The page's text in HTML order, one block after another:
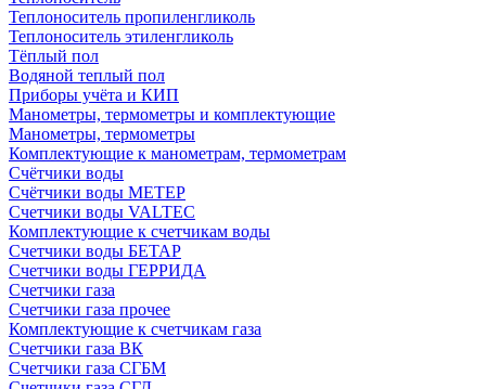
Теплоноситель пропиленгликоль
Теплоноситель этиленгликоль
Тёплый пол
Водяной теплый пол
Приборы учёта и КИП
Манометры, термометры и комплектующие
Манометры, термометры
Комплектующие к манометрам, термометрам
Счётчики воды
Счётчики воды МЕТЕР
Счетчики воды VALTEC
Комплектующие к счетчикам воды
Счетчики воды БЕТАР
Счетчики воды ГЕРРИДА
Счетчики газа
Счетчики газа прочее
Комплектующие к счетчикам газа
Счетчики газа ВК
Счетчики газа СГБМ